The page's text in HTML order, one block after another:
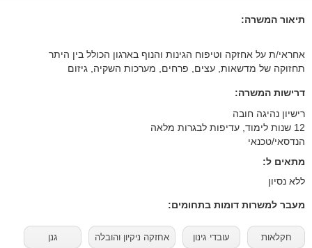
תיאור המשרה:
אחראי/ת על אחזקה וטיפוח הגינות והנוף בארגון הכולל בין היתר
תחזוקה של מדשאות, עצים, פרחים, מערכות השקיה, גיזום
דרישות המשרה:
רישיון נהיגה חובה
12 שנות לימוד, עדיפות לבגרות מלאה
הנדסאי/טכנאי
מתאים ל:
ללא נסיון
מעבר למשרות דומות בתחומים:
חקלאות עובדי גינון אחזקה ניקיון והובלה גנן